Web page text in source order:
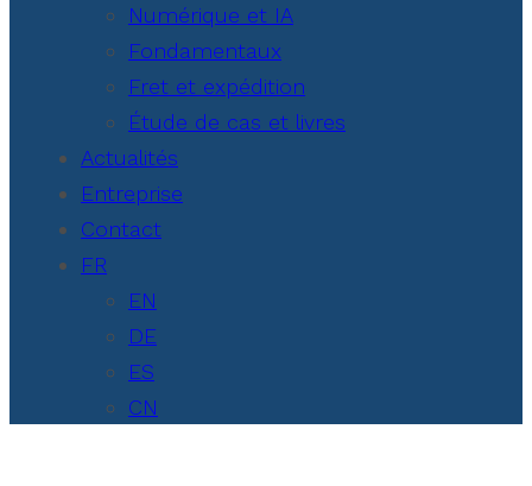
Numérique et IA
Fondamentaux
Fret et expédition
Étude de cas et livres
Actualités
Entreprise
Contact
FR
EN
DE
ES
CN